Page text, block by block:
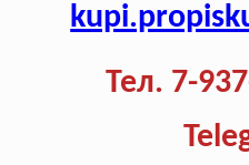
Тел. 7-